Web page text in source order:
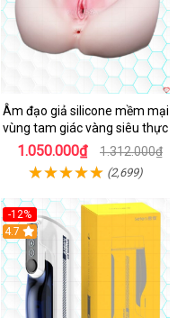
Âm đạo giả silicone mềm mại
vùng tam giác vàng siêu thực
1.050.000₫ 1.312.000₫
(2,699)
-12%
Hot
4.7